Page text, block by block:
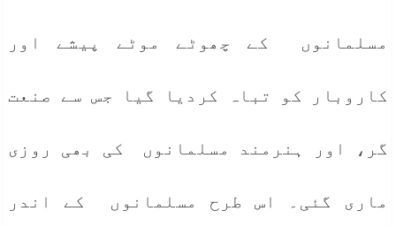
مسلمانوں کے چھوٹے موٹے پیشے اور
کاروبار کو تباہ کردیا گیا جس سے صنعت
گر، اور ہنرمند مسلمانوں کی بھی روزی
ماری گئی۔ اس طرح مسلمانوں کے اندر